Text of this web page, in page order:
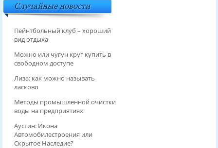
Случайные новости
Пейнтбольный клуб – хороший
вид отдыха
Можно или чугун круг купить в
свободном доступе
Лиза: как можно называть
ласково
Методы промышленной очистки
воды на предприятиях
Аустин: Икона
Автомобилестроения или
Скрытое Наследие?